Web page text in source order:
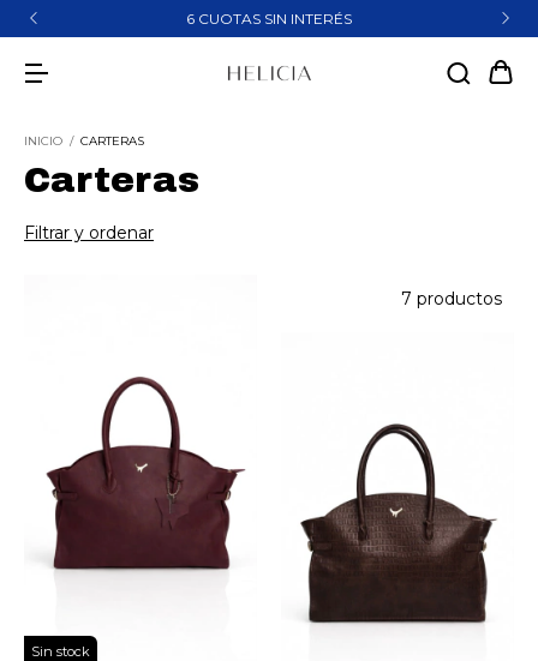
6 CUOTAS SIN INTERÉS
INICIO / CARTERAS
Carteras
Filtrar y ordenar
7 productos
Sin stock